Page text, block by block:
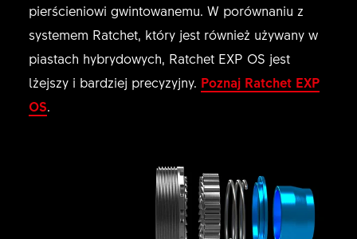
pierścieniowi gwintowanemu. W porównaniu z
systemem Ratchet, który jest również używany w
piastach hybrydowych, Ratchet EXP OS jest
lżejszy i bardziej precyzyjny. Poznaj Ratchet EXP
OS.